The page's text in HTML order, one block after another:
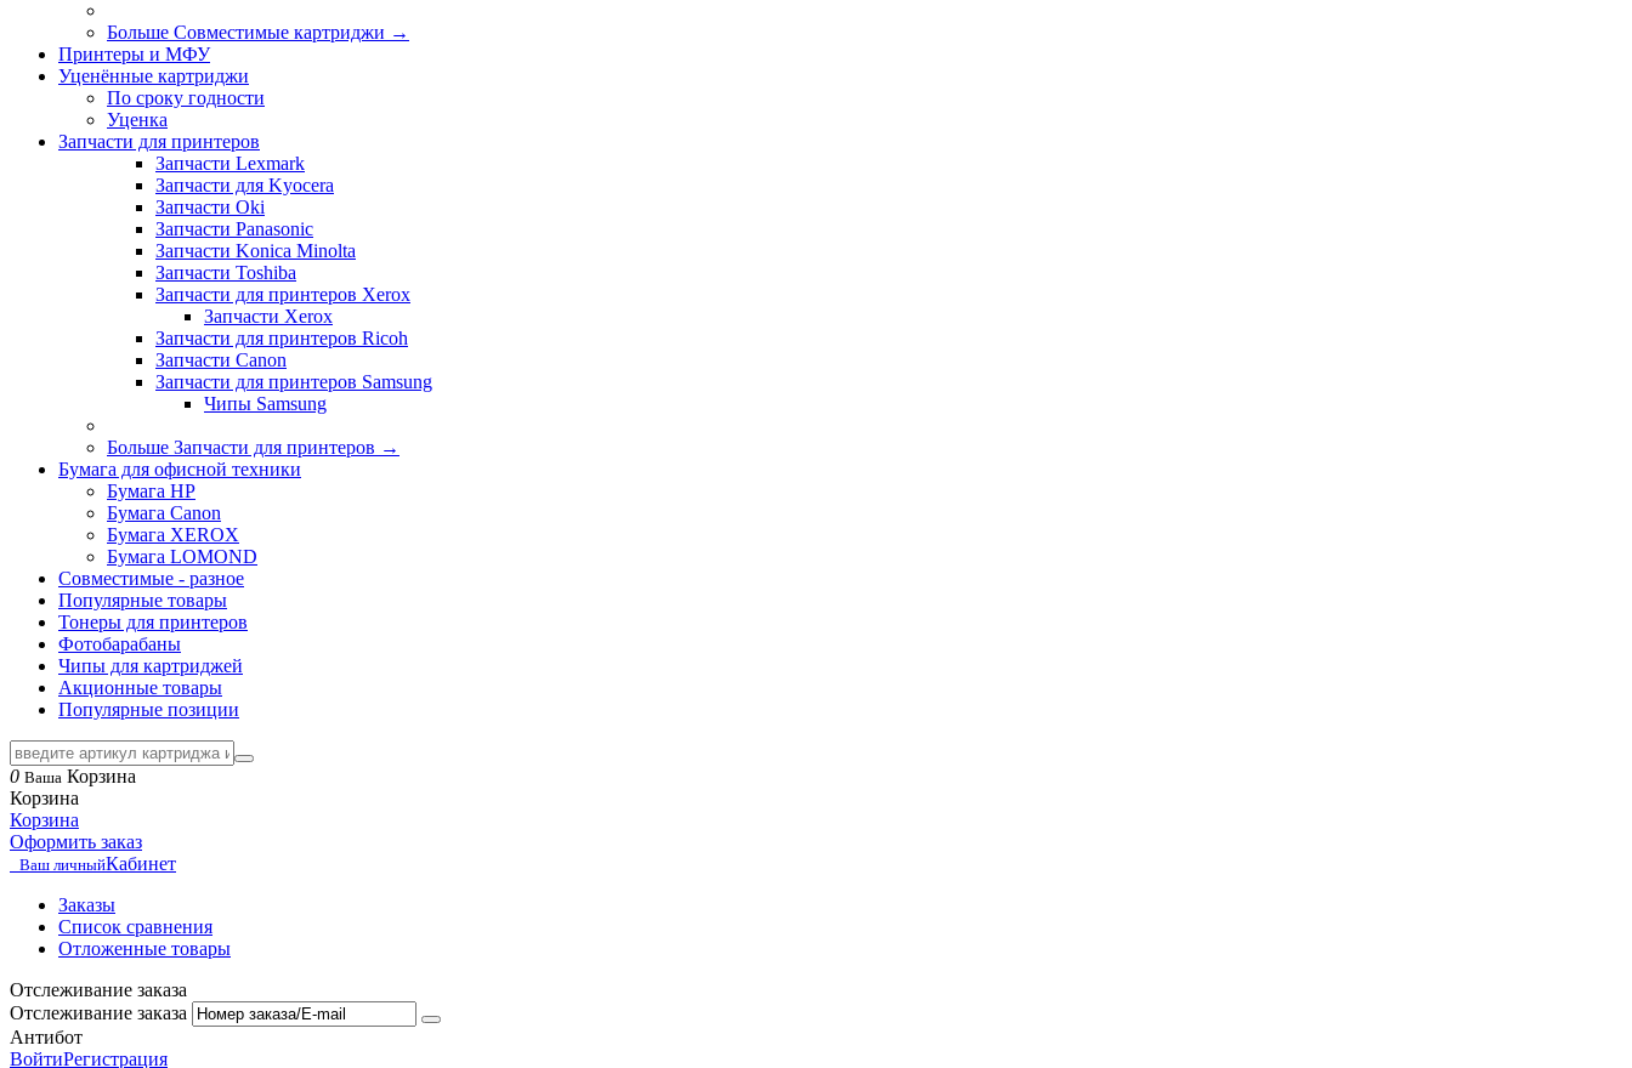
Больше Совместимые картриджи →
Принтеры и МФУ
Уценённые картриджи
По сроку годности
Уценка
Запчасти для принтеров
Запчасти Lexmark
Запчасти для Kyocera
Запчасти Oki
Запчасти Panasonic
Запчасти Koniсa Minolta
Запчасти Toshiba
Запчасти для принтеров Xerox
Запчасти Xerox
Запчасти для принтеров Ricoh
Запчасти Canon
Запчасти для принтеров Samsung
Чипы Samsung
Больше Запчасти для принтеров →
Бумага для офисной техники
Бумага HP
Бумага Canon
Бумага XEROX
Бумага LOMOND
Совместимые - разное
Популярные товары
Тонеры для принтеров
Фотобарабаны
Чипы для картриджей
Акционные товары
Популярные позиции
0 Ваша Корзина
Корзина
Корзина
Оформить заказ
Ваш личныйКабинет
Заказы
Список сравнения
Отложенные товары
Отслеживание заказа
Отслеживание заказа
Антибот
ВойтиРегистрация